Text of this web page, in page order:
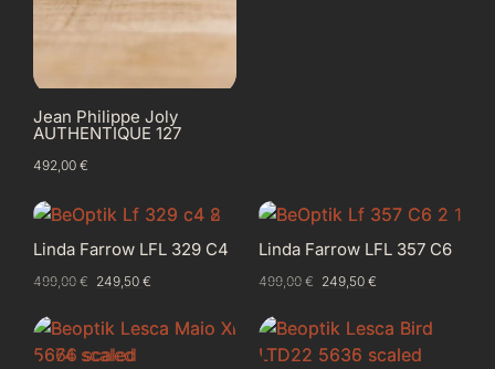
Jean Philippe Joly
AUTHENTIQUE 127
492,00 €
Linda Farrow LFL 329 C4
499,00 € 249,50€
Linda Farrow LFL 357 C6
499,00 € 249,50€